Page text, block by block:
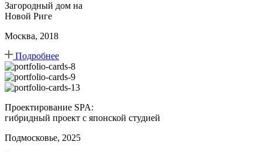
Загородный дом на
Новой Риге
Москва, 2018
Подробнее
Проектирование SPA:
гибридный проект с японской студией
Подмосковье, 2025